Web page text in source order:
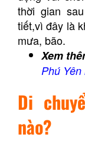
thời gian
tiết,vì đây là
mưa, bão.
Xem
Phú
Di
nào?